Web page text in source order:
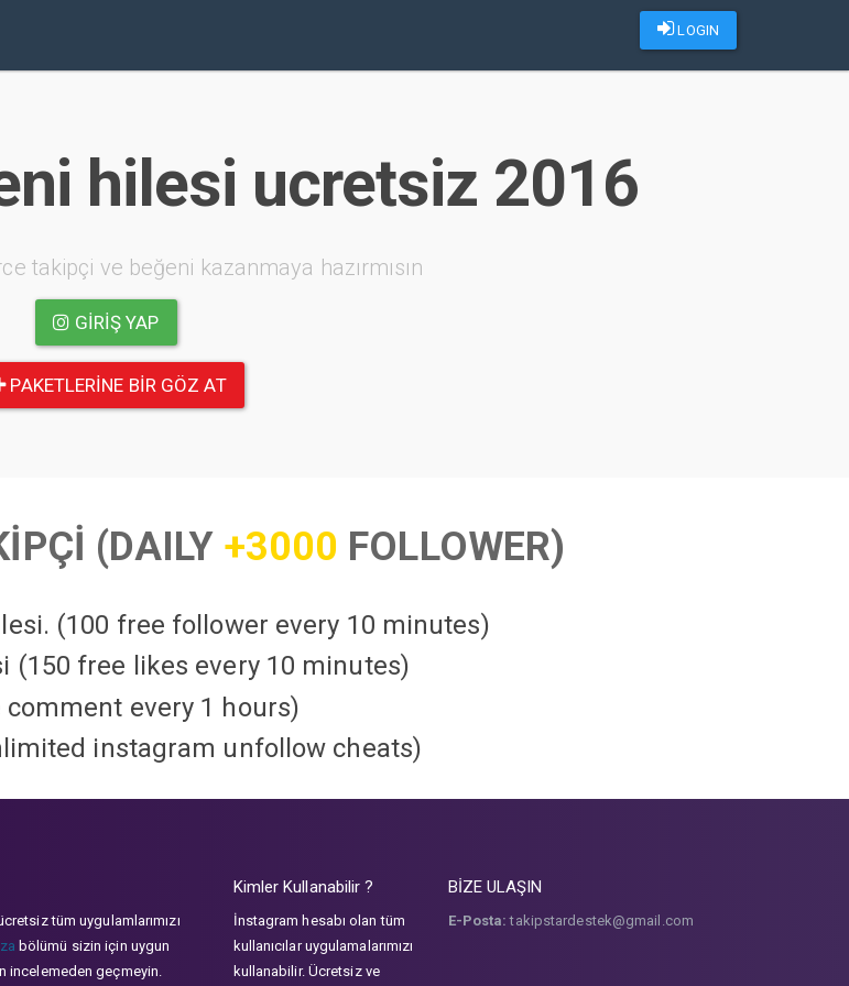
LOGIN
hilesi ucretsiz 2016
takipçi ve beğeni kazanmaya hazırmısın
GIRIŞ YAP
PAKETLERINE BIR GÖZ AT
(DAILY +3000 FOLLOWER)
(100 free follower every 10 minutes)
(150 free likes every 10 minutes)
every 1 hours)
instagram unfollow cheats)
tüm uygulamlarımızı
bölümü sizin için uygun
incelemeden geçmeyin.
Kimler Kullanabilir ?
İnstagram hesabı olan tüm
kullanıcılar uygulamalarımızı
kullanabilir. Ücretsiz ve
BİZE ULAŞIN
E-Posta: takipstardestek@gmail.com